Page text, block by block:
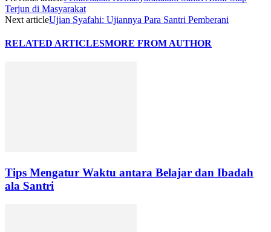
Terjun di Masyarakat
Next articleUjian Syafahi: Ujiannya Para Santri Pemberani
RELATED ARTICLESMORE FROM AUTHOR
Tips Mengatur Waktu antara Belajar dan Ibadah
ala Santri